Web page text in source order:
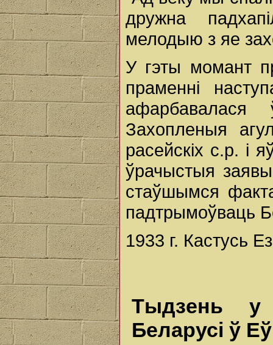
дружна
мелодыю з яе
У гэты момант
праменні
афарбавалася
Захопленыя
расейскіх с.р. і
ўрачыстыя
стаўшымся
падтрымоўваць
1933 г. Кастусь
Тыдзень у
Беларусі ў